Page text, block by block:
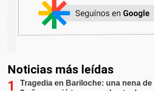
Noticias más leídas
Tragedia en Bariloche: una nena de